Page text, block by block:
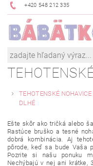
+420 548 212 335
TEHOTENSKÉ NOHAVICE
DLHÉ
Ešte skôr ako tričká alebo
Rastúce bruško a tesné
dobrá kombinácia. Aj
pôrode, keď sa bude Vaša
Pozrite si našu ponuku
Nechýbajú v nej ani krátke,